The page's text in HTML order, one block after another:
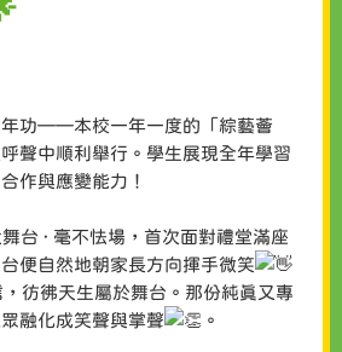
年功——本校一年一度的「綜藝薈
聲中順利舉行。學生展現全年學習
作與應變能力！
台 · 毫不怯場，首次面對禮堂滿座
便自然地朝家長方向揮手微笑
，彷彿天生屬於舞台。那份純真又專
融化成笑聲與掌聲
。